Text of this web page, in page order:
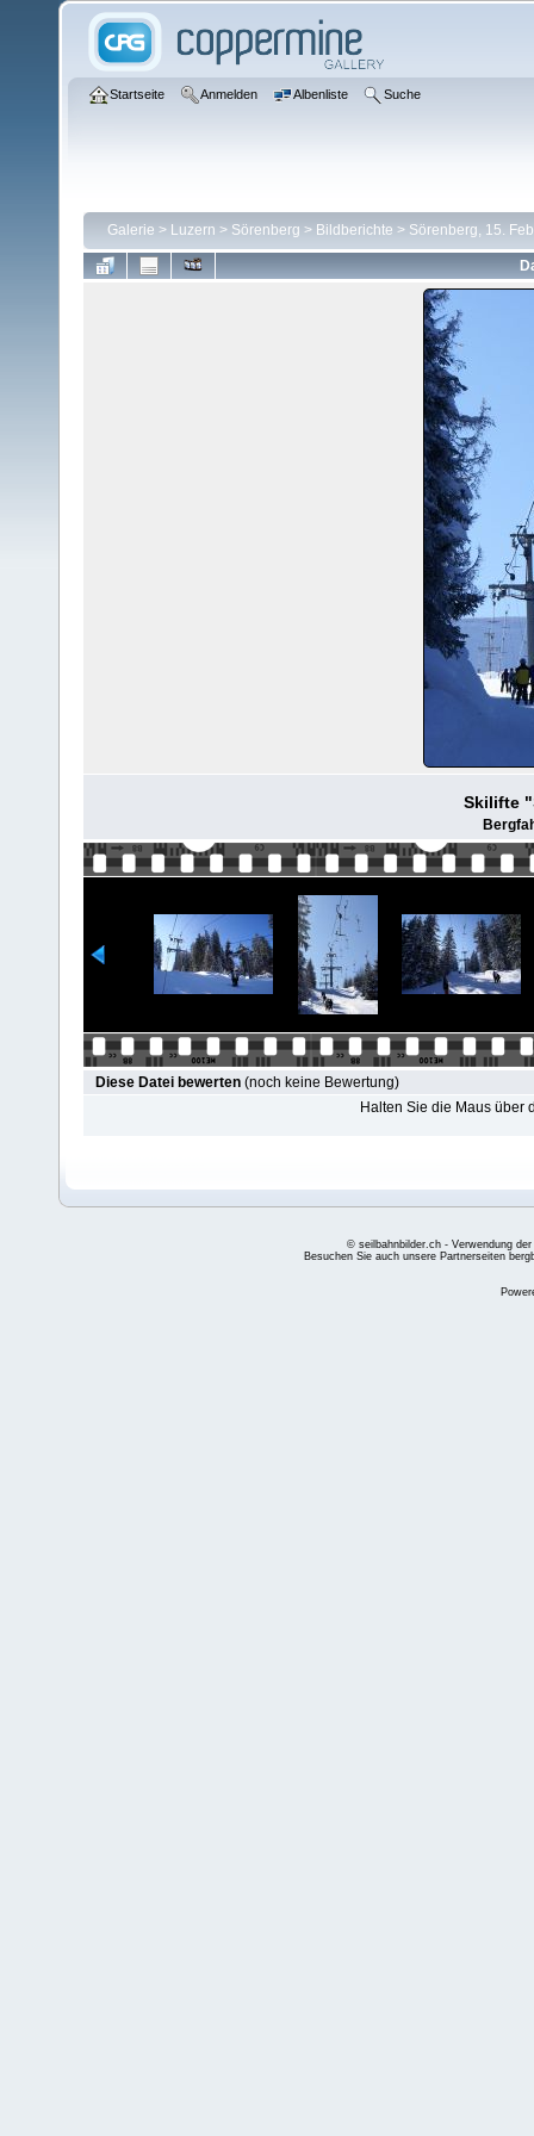
Startseite Anmelden Albenliste Suche
Galerie > Luzern > Sörenberg > Bildberichte > Sörenberg, 15.
Skilifte
Diese Datei bewerten (noch keine Bewertung)
Halten Sie die Maus über
© seilbahnbilder.ch - Verwendung
Besuchen Sie auch unsere Partnerseiten